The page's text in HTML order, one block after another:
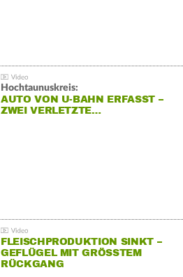
Hochtaunuskreis:
AUTO VON U-BAHN ERFASST –
ZWEI VERLETZTE…
FLEISCHPRODUKTION SINKT –
GEFLÜGEL MIT GRÖSSTEM R
ÜCKGANG